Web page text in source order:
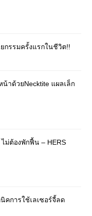
กรรมครั้งแรกในชีวิต!!
าด้วยNecktite แผลเล็ก
ม่ต้องพักฟื้น – HERS
คการใช้เลเซอร์จี้ลด